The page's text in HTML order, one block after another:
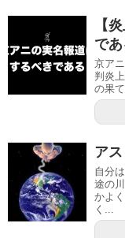
【
であ
京ア
判炎
の果
ア
自分
途の
かよ
く...